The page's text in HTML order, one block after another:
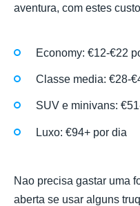
aventura, com estes
Economy: €12-€22
Classe media: €28-
SUV e minivans:
Luxo: €94+ por dia
Nao precisa gastar uma
aberta se usar alguns